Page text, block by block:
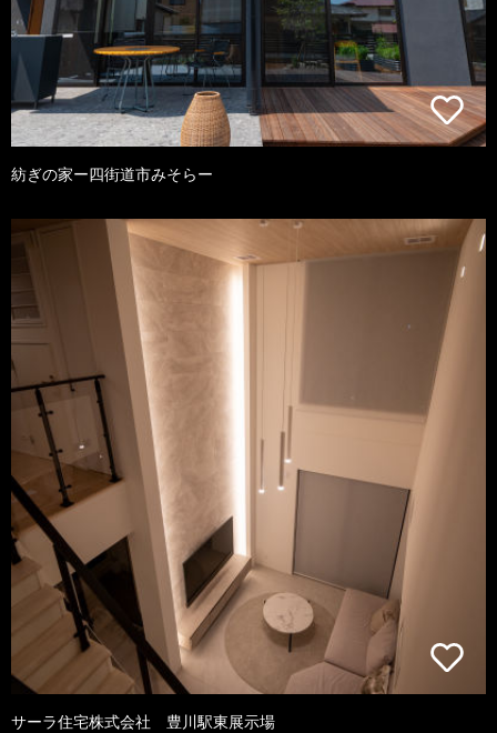
紡ぎの家ー四街道市みそらー
サーラ住宅株式会社 豊川駅東展示場